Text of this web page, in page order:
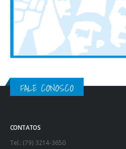
FALE CONOSCO
CONTATOS
Tel.: (79) 3214-3650